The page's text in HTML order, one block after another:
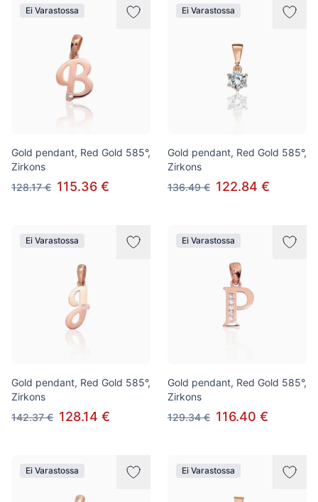
Ei Varastossa
Gold pendant, Red Gold 585°,
Zirkons
128.17 € 115.36 €
Ei Varastossa
Gold pendant, Red Gold 585°,
Zirkons
136.49 € 122.84 €
Ei Varastossa
Gold pendant, Red Gold 585°,
Zirkons
142.37 € 128.14 €
Ei Varastossa
Gold pendant, Red Gold 585°,
Zirkons
129.34 € 116.40 €
Ei Varastossa Ei Varastossa